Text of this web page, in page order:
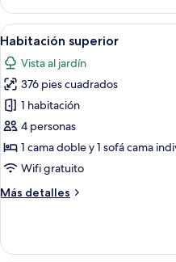
Standard
Room
Abrir
todas
las
fotos
de
Habitación
superior
13
Habitación superior
Vista al jardín
376 pies cuadrados
1 habitación
4 personas
1 cama doble y 1 sofá cama
Wifi gratuito
Más detalles
Más
superior